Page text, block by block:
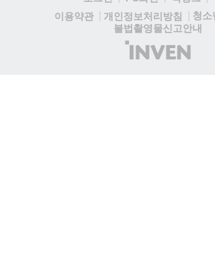
이용약관
개인정보처리방침
청소
불법촬영물신고안내
(주)
인